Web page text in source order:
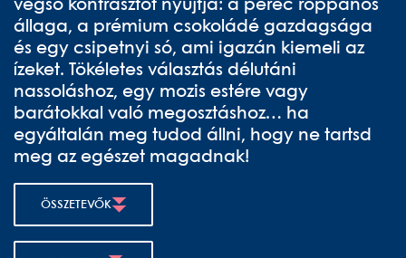
végső kontrasztot nyújtja: a perec roppanós
állaga, a prémium csokoládé gazdagsága
és egy csipetnyi só, ami igazán kiemeli az
ízeket. Tökéletes választás délutáni
nassoláshoz, egy mozis estére vagy
barátokkal való megosztáshoz… ha
egyáltalán meg tudod állni, hogy ne tartsd
meg az egészet magadnak!
ÖSSZETEVŐK